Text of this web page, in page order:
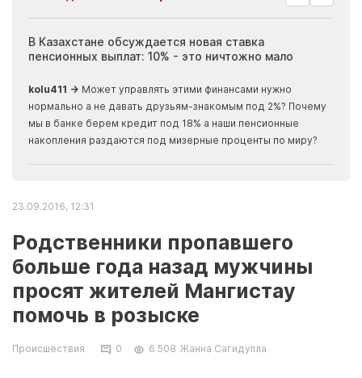
В Казахстане обсуждается новая ставка
пенсионных выплат: 10% - это ничтожно мало
kolu411 → Может управлять этими финансами нужно
нормально а не давать друзьям-знакомым под 2%? Почему
мы в банке берем кредит под 18% а наши пенсионные
накопления раздаются под мизерные проценты по миру?
23.09.2016, 12:31
Родственники пропавшего
больше года назад мужчины
просят жителей Мангистау
помочь в розыске
Происшествия 0 6 508 Жанна Сагидулла